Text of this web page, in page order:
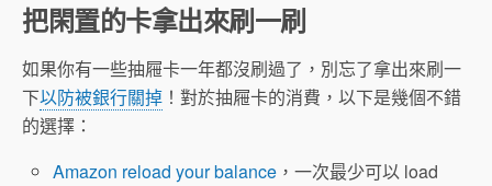
把閑置的卡拿出來刷一刷
如果你有一些抽屜卡一年都沒刷過了，別忘了拿出來刷一
下以防被銀行關掉 ！對於抽屜卡的消費，以下是幾個不錯
的選擇：
Amazon reload your balance ，一次最少可以 load